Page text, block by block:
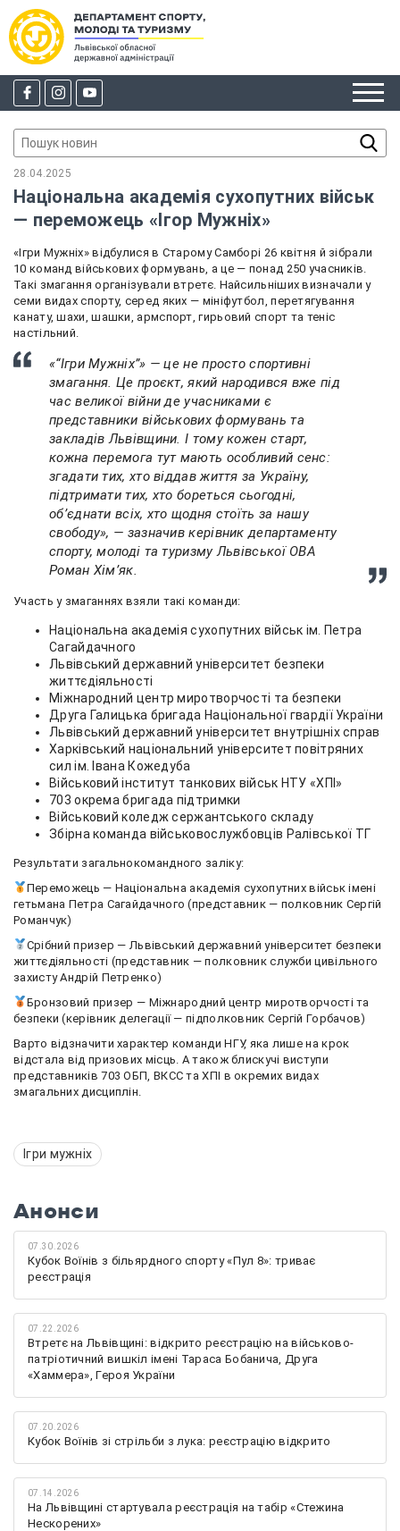
28.04.2025
Національна академія сухопутних військ
— переможець «Ігор Мужніх»
«Ігри Мужніх» відбулися в Старому Самборі 26 квітня й зібрали
10 команд військових формувань, а це — понад 250 учасників.
Такі змагання організували втретє. Найсильніших визначали у
семи видах спорту, серед яких — мініфутбол, перетягування
канату, шахи, шашки, армспорт, гирьовий спорт та теніс
настільний.
«“Ігри Мужніх”» — це не просто спортивні
змагання. Це проєкт, який народився вже під
час великої війни де учасниками є
представники військових формувань та
закладів Львівщини. І тому кожен старт,
кожна перемога тут мають особливий сенс:
згадати тих, хто віддав життя за Україну,
підтримати тих, хто бореться сьогодні,
об’єднати всіх, хто щодня стоїть за нашу
свободу», — зазначив керівник департаменту
спорту, молоді та туризму Львівської ОВА
Роман Хімʼяк.
Участь у змаганнях взяли такі команди:
Національна академія сухопутних військ ім. Петра
Сагайдачного
Львівський державний університет безпеки
життєдіяльності
Міжнародний центр миротворчості та безпеки
Друга Галицька бригада Національної гвардії України
Львівський державний університет внутрішніх справ
Харківський національний університет повітряних
сил ім. Івана Кожедуба
Військовий інститут танкових військ НТУ «ХПІ»
703 окрема бригада підтримки
Військовий коледж сержантського складу
Збірна команда військовослужбовців Ралівської ТГ
Результати загальнокомандного заліку:
Переможець — Національна академія сухопутних військ імені
гетьмана Петра Сагайдачного (представник — полковник Сергій
Романчук)
Срібний призер — Львівський державний університет безпеки
життєдіяльності (представник — полковник служби цивільного
захисту Андрій Петренко)
Бронзовий призер — Міжнародний центр миротворчості та
безпеки (керівник делегації — підполковник Сергій Горбачов)
Варто відзначити характер команди НГУ, яка лише на крок
відстала від призових місць. А також блискучі виступи
представників 703 ОБП, ВКСС та ХПІ в окремих видах
змагальних дисциплін.
Ігри мужніх
Анонси
07.30.2026
Кубок Воїнів з більярдного спорту «Пул 8»: триває
реєстрація
07.22.2026
Втретє на Львівщині: відкрито реєстрацію на військово-
патріотичний вишкіл імені Тараса Бобанича, Друга
«Хаммера», Героя України
07.20.2026
Кубок Воїнів зі стрільби з лука: реєстрацію відкрито
07.14.2026
На Львівщині стартувала реєстрація на табір «Стежина
Нескорених»